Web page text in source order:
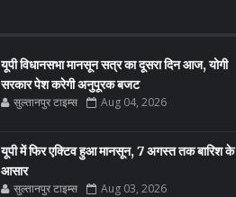
यूपी विधानसभा मानसून सत्र का दूसरा दिन आज, योगी
सरकार पेश करेगी अनुपूरक बजट
सुल्तानपुर टाइम्स Aug 04, 2026
यूपी में फिर एक्टिव हुआ मानसून, 7 अगस्त तक बारिश के
आसार
सुल्तानपुर टाइम्स Aug 03, 2026